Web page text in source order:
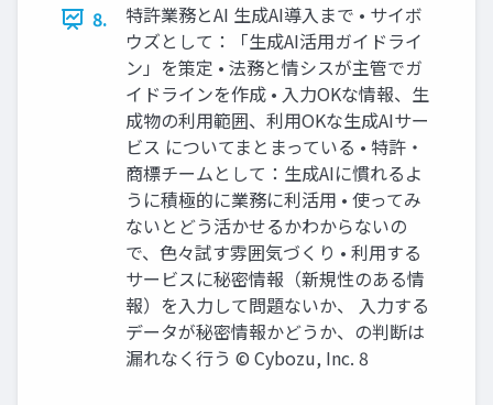
8.
特許業務とAI 生成AI導入まで • サイボ
ウズとして：「生成AI活用ガイドライ
ン」を策定 • 法務と情シスが主管でガ
イドラインを作成 • 入力OKな情報、生
成物の利用範囲、利用OKな生成AIサー
ビス についてまとまっている • 特許・
商標チームとして：生成AIに慣れるよ
うに積極的に業務に利活用 • 使ってみ
ないとどう活かせるかわからないの
で、色々試す雰囲気づくり • 利用する
サービスに秘密情報（新規性のある情
報）を入力して問題ないか、 入力する
データが秘密情報かどうか、の判断は
漏れなく行う ©️ Cybozu, Inc. 8